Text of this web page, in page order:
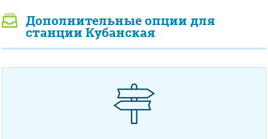
Дополнительные опции для
станции Кубанская